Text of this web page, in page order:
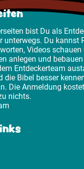
bist Du als
unterwegs. Du kannst
Videos schauen
anlegen und
Entdeckerteam
die Bibel besser
Die Anmeldung
nichts.